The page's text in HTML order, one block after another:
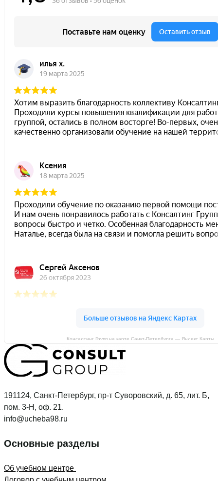
Консалтинг Групп на карте Санкт‑Петербурга — Яндекс Карты
191124, Санкт-Петербург, пр-т Суворовский, д. 65, лит. Б,
пом. 3-Н, оф. 21.
info@ucheba98.ru
Основные разделы
Об учебном центре